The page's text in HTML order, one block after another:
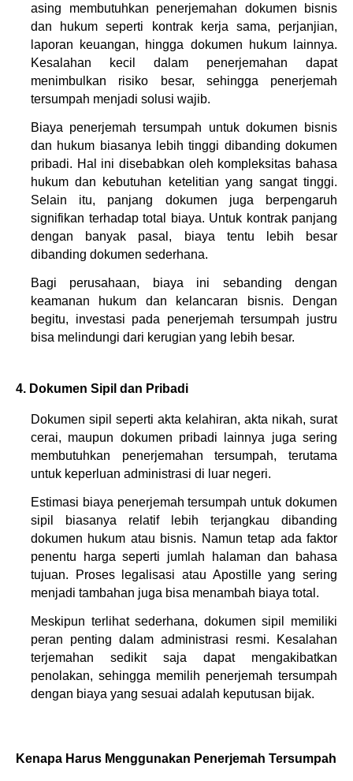
asing membutuhkan penerjemahan dokumen bisnis
dan hukum seperti kontrak kerja sama, perjanjian,
laporan keuangan, hingga dokumen hukum lainnya.
Kesalahan kecil dalam penerjemahan dapat
menimbulkan risiko besar, sehingga penerjemah
tersumpah menjadi solusi wajib.
Biaya penerjemah tersumpah untuk dokumen bisnis
dan hukum biasanya lebih tinggi dibanding dokumen
pribadi. Hal ini disebabkan oleh kompleksitas bahasa
hukum dan kebutuhan ketelitian yang sangat tinggi.
Selain itu, panjang dokumen juga berpengaruh
signifikan terhadap total biaya. Untuk kontrak panjang
dengan banyak pasal, biaya tentu lebih besar
dibanding dokumen sederhana.
Bagi perusahaan, biaya ini sebanding dengan
keamanan hukum dan kelancaran bisnis. Dengan
begitu, investasi pada penerjemah tersumpah justru
bisa melindungi dari kerugian yang lebih besar.
4. Dokumen Sipil dan Pribadi
Dokumen sipil seperti akta kelahiran, akta nikah, surat
cerai, maupun dokumen pribadi lainnya juga sering
membutuhkan penerjemahan tersumpah, terutama
untuk keperluan administrasi di luar negeri.
Estimasi biaya penerjemah tersumpah untuk dokumen
sipil biasanya relatif lebih terjangkau dibanding
dokumen hukum atau bisnis. Namun tetap ada faktor
penentu harga seperti jumlah halaman dan bahasa
tujuan. Proses legalisasi atau Apostille yang sering
menjadi tambahan juga bisa menambah biaya total.
Meskipun terlihat sederhana, dokumen sipil memiliki
peran penting dalam administrasi resmi. Kesalahan
terjemahan sedikit saja dapat mengakibatkan
penolakan, sehingga memilih penerjemah tersumpah
dengan biaya yang sesuai adalah keputusan bijak.
Kenapa Harus Menggunakan Penerjemah Tersumpah